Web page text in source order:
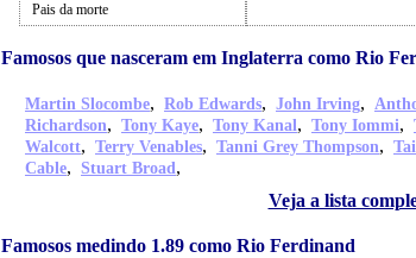
Pais da morte
Famosos que nasceram em Inglaterra como Rio
Martin Slocombe, Rob Edwards, John Irving,
Richardson, Tony Kaye, Tony Kanal, Tony Iommi,
Walcott, Terry Venables, Tanni Grey Thompson,
Cable, Stuart Broad,
Veja a lista
Famosos medindo 1.89 como Rio Ferdinand